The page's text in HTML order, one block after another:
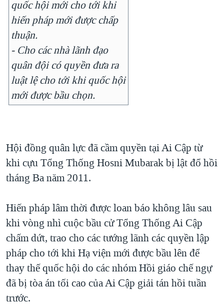
quốc hội mới cho tới khi
hiến pháp mới được chấp
thuận.
- Cho các nhà lãnh đạo
quân đội có quyền đưa ra
luật lệ cho tới khi quốc hội
mới được bầu chọn.
Hội đồng quân lực đã cầm quyền tại Ai Cập từ
khi cựu Tổng Thống Hosni Mubarak bị lật đổ hồi
tháng Ba năm 2011.
Hiến pháp lâm thời được loan báo không lâu sau
khi vòng nhì cuộc bầu cử Tổng Thống Ai Cập
chấm dứt, trao cho các tướng lãnh các quyền lập
pháp cho tới khi Hạ viện mới được bầu lên để
thay thế quốc hội do các nhóm Hồi giáo chế ngự
đã bị tòa án tối cao của Ai Cập giải tán hồi tuần
trước.